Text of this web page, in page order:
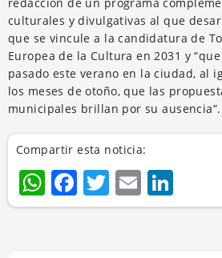
culturales y divulgativas al que
que se vincule a la candidatura de
Europea de la Cultura en 2031 y
pasado este verano en la ciudad, al
los meses de otoño, que las
municipales brillan por su ausencia”.
Compartir esta noticia:
WhatsApp
Facebook
Twitter
Email